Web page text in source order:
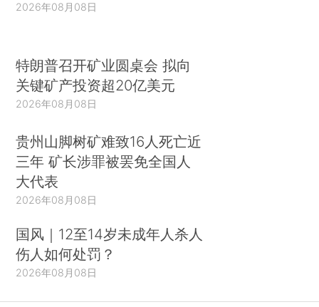
2026年08月08日
特朗普召开矿业圆桌会 拟向
关键矿产投资超20亿美元
2026年08月08日
贵州山脚树矿难致16人死亡近
三年 矿长涉罪被罢免全国人
大代表
2026年08月08日
国风｜12至14岁未成年人杀人
伤人如何处罚？
2026年08月08日